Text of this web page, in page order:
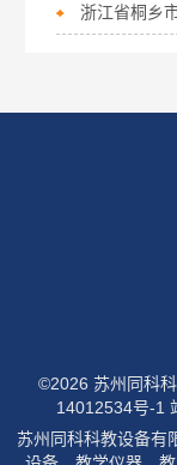
浙江省桐乡
©2026 苏州同科
14012534号-1
苏州同科科教设备有